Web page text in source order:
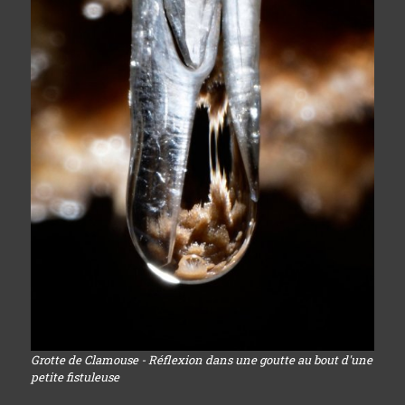
Grotte de Clamouse - Réflexion dans une goutte au bout d'une
petite fistuleuse